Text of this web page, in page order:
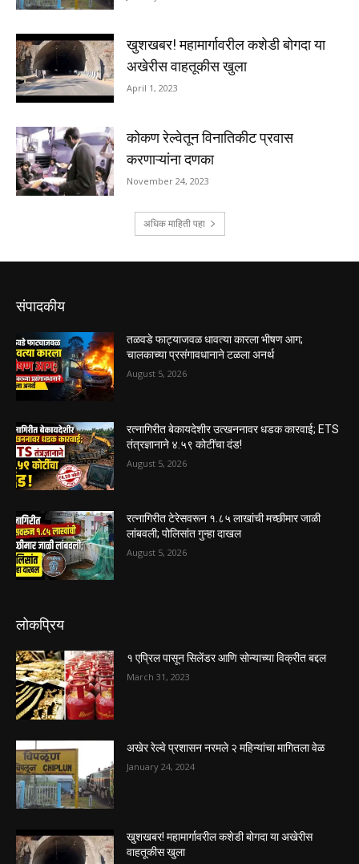
संपादकीय
तळवडे फाट्याजवळ धावत्या कारला भीषण आग;
चालकाच्या प्रसंगावधानाने टळला अनर्थ
August 5, 2026
रत्नागिरीत बेकायदेशीर उत्खननावर धडक कारवाई; ETS
तंत्रज्ञानाने ४.५९ कोटींचा दंड!
August 5, 2026
रत्नागिरीत टेरेसवरून १.८५ लाखांची मच्छीमार जाळी
लांबवली; पोलिसांत गुन्हा दाखल
August 5, 2026
लोकप्रिय
१ एप्रिल पासून सिलेंडर आणि सोन्याच्या विक्रीत बद्दल
March 31, 2023
अखेर रेल्वे प्रशासन नरमले २ महिन्यांचा मागितला वेळ
January 24, 2024
खुशखबर! महामार्गावरील कशेडी बोगदा या अखेरीस
वाहतूकीस खुला